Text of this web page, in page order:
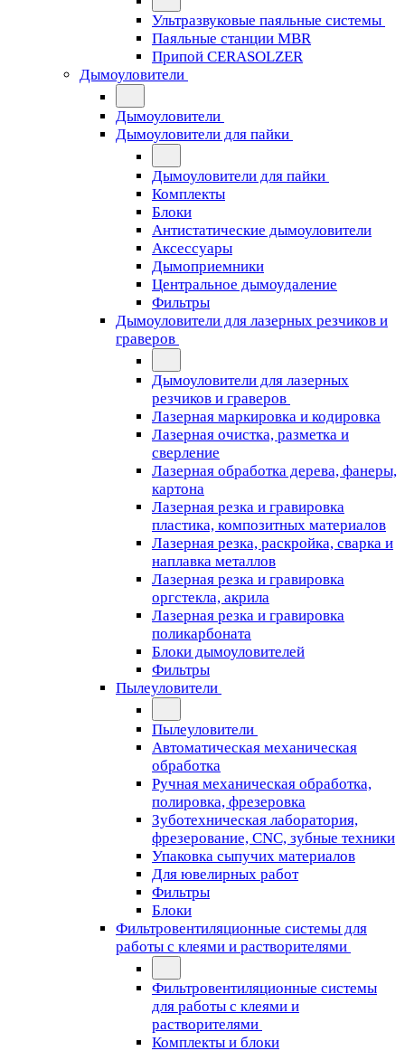
Ультразвуковые паяльные системы
Паяльные станции MBR
Припой CERASOLZER
Дымоуловители
Дымоуловители
Дымоуловители для пайки
Дымоуловители для пайки
Комплекты
Блоки
Антистатические дымоуловители
Аксессуары
Дымоприемники
Центральное дымоудаление
Фильтры
Дымоуловители для лазерных резчиков и
граверов
Дымоуловители для лазерных
резчиков и граверов
Лазерная маркировка и кодировка
Лазерная очистка, разметка и
сверление
Лазерная обработка дерева, фанеры,
картона
Лазерная резка и гравировка
пластика, композитных материалов
Лазерная резка, раскройка, сварка и
наплавка металлов
Лазерная резка и гравировка
оргстекла, акрила
Лазерная резка и гравировка
поликарбоната
Блоки дымоуловителей
Фильтры
Пылеуловители
Пылеуловители
Автоматическая механическая
обработка
Ручная механическая обработка,
полировка, фрезеровка
Зуботехническая лаборатория,
фрезерование, CNC, зубные техники
Упаковка сыпучих материалов
Для ювелирных работ
Фильтры
Блоки
Фильтровентиляционные системы для
работы с клеями и растворителями
Фильтровентиляционные системы
для работы с клеями и
растворителями
Комплекты и блоки